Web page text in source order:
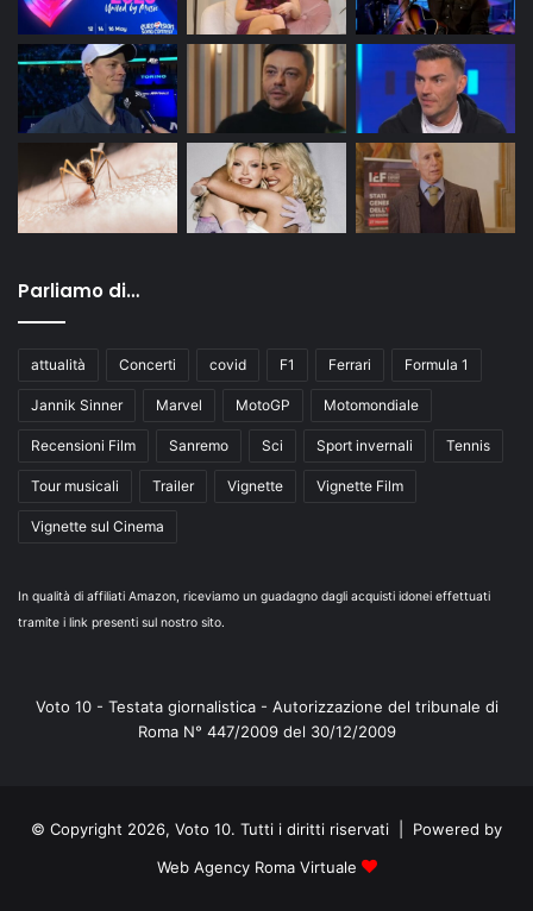
Parliamo di…
attualità Concerti covid F1 Ferrari Formula 1
Jannik Sinner Marvel MotoGP Motomondiale
Recensioni Film Sanremo Sci Sport invernali Tennis
Tour musicali Trailer Vignette Vignette Film
Vignette sul Cinema
In qualità di affiliati Amazon, riceviamo un guadagno dagli acquisti idonei effettuati
tramite i link presenti sul nostro sito.
Voto 10 - Testata giornalistica - Autorizzazione del tribunale di
Roma N° 447/2009 del 30/12/2009
© Copyright 2026, Voto 10. Tutti i diritti riservati | Powered by
Web Agency Roma Virtuale